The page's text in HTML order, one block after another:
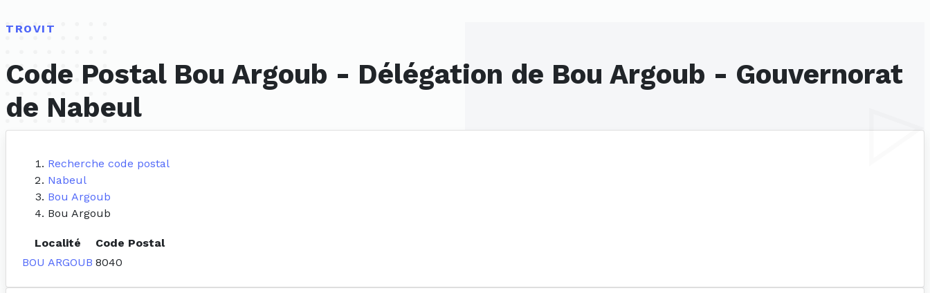
TROVIT
Code Postal Bou Argoub - Délégation de Bou Argoub - Gouvernorat
de Nabeul
Recherche code postal
Nabeul
Bou Argoub
Bou Argoub
Localité
Code Postal
BOU ARGOUB 8040